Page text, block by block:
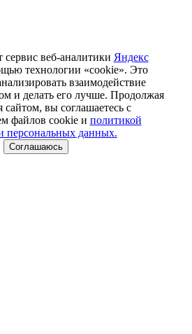
сервис веб-аналитики Яндекс
технологии «cookie». Это
взаимодействие
и делать его лучше. Продолжая
сайтом, вы соглашаетесь с
файлов cookie и политикой
персональных данных.
Соглашаюсь